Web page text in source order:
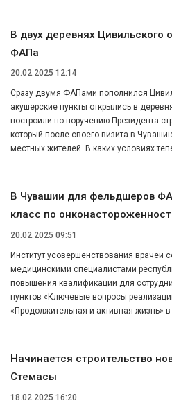
В двух деревнях Цивильского
ФАПа
20.02.2025 12:14
Сразу двумя ФАПами пополнился
акушерские пункты открылись в
построили по поручению Президента
который после своего визита в
местных жителей. В каких условиях
В Чувашии для фельдшеров
класс по
20.02.2025 09:51
Институт усовершенствования врачей
медицинскими специалистами
повышения квалификации для
пунктов «Ключевые вопросы
«Продолжительная и активная жизнь»
Начинается строительство
Стемасы
18.02.2025 16:20